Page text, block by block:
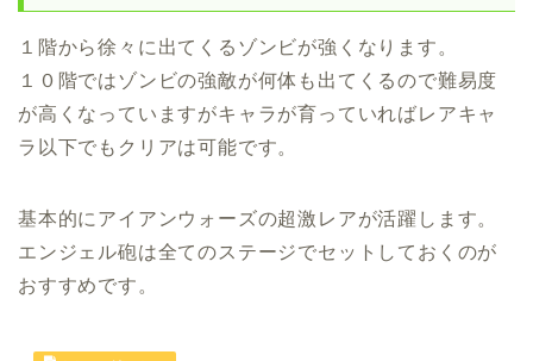
１階から徐々に出てくるゾンビが強くなります。
１０階ではゾンビの強敵が何体も出てくるので難易度
が高くなっていますがキャラが育っていればレアキャ
ラ以下でもクリアは可能です。
基本的にアイアンウォーズの超激レアが活躍します。
エンジェル砲は全てのステージでセットしておくのが
おすすめです。